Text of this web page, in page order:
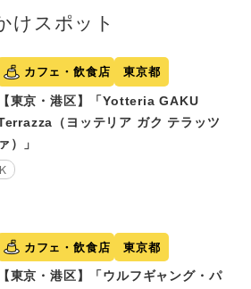
けスポット
カフェ・飲食店 東京都
【東京・港区】「Yotteria GAKU
（ヨッテリア ガク テラッツ
ァ）」
カフェ・飲食店 東京都
【東京・港区】「ウルフギャング・パ